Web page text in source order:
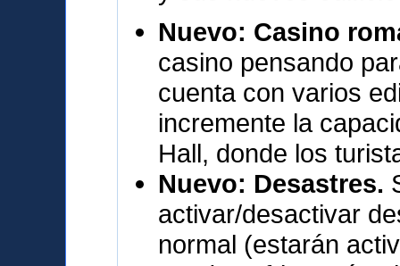
Nuevo: Casino
casino pensando
cuenta con varios
incremente la
Hall, donde los
Nuevo: Desastres.
activar/desactivar
normal (estarán